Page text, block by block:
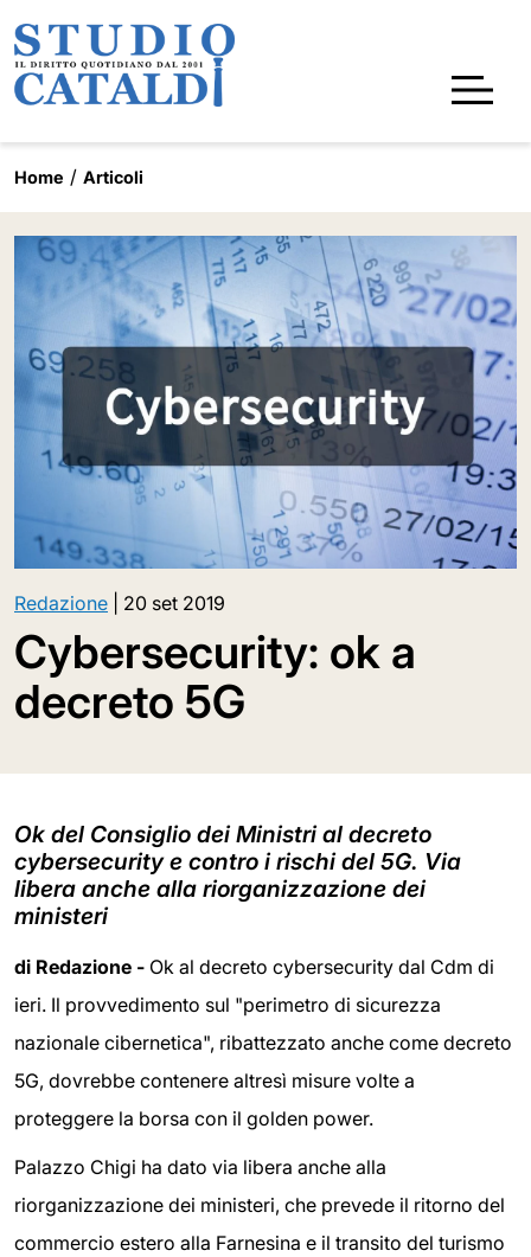
Home Articoli
Redazione 20 set 2019
Cybersecurity: ok a
decreto 5G
Ok del Consiglio dei Ministri al decreto
cybersecurity e contro i rischi del 5G. Via
libera anche alla riorganizzazione dei
ministeri
di Redazione - Ok al decreto cybersecurity dal Cdm di
ieri. Il provvedimento sul "perimetro di sicurezza
nazionale cibernetica", ribattezzato anche come decreto
5G, dovrebbe contenere altresì misure volte a
proteggere la borsa con il golden power.
Palazzo Chigi ha dato via libera anche alla
riorganizzazione dei ministeri, che prevede il ritorno del
commercio estero alla Farnesina e il transito del turismo